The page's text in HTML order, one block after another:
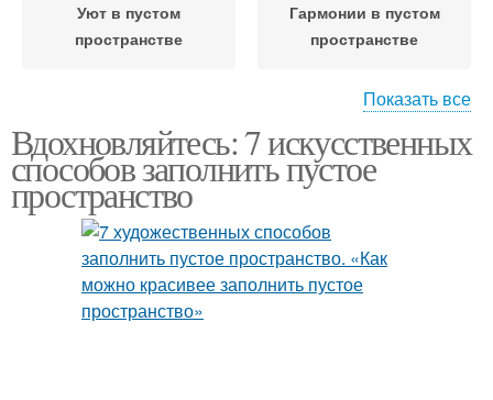
Уют в пустом
пространстве
Гармонии в пустом
пространстве
Тепло в пустом
пространстве
Показать все
Вдохновляйтесь: 7 искусственных
способов заполнить пустое
пространство